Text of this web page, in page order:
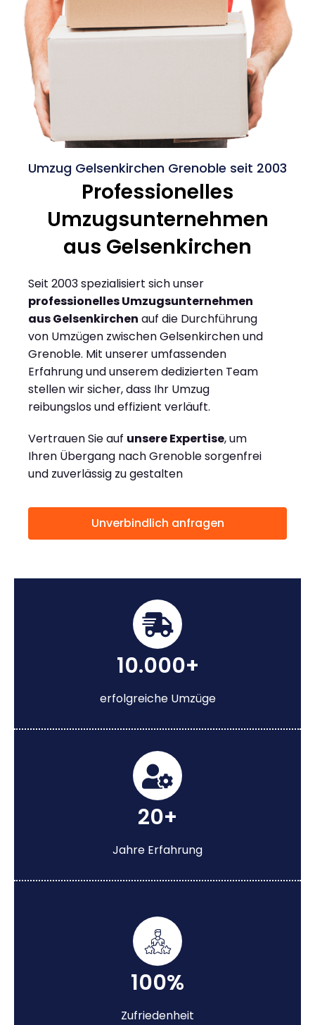
Umzug Gelsenkirchen Grenoble seit 2003
Professionelles
Umzugsunternehmen
aus Gelsenkirchen
Seit 2003 spezialisiert sich unser
professionelles Umzugsunternehmen
aus Gelsenkirchen auf die Durchführung
von Umzügen zwischen Gelsenkirchen und
Grenoble. Mit unserer umfassenden
Erfahrung und unserem dedizierten Team
stellen wir sicher, dass Ihr Umzug
reibungslos und effizient verläuft.
Vertrauen Sie auf unsere Expertise, um
Ihren Übergang nach Grenoble sorgenfrei
und zuverlässig zu gestalten
Unverbindlich anfragen
10.000+
erfolgreiche Umzüge
20+
Jahre Erfahrung
100%
Zufriedenheit